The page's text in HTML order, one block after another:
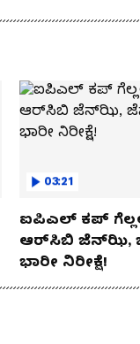
03:21
ಐಪಿಎಲ್ ಕಪ್‌
ಆರ್‌ಸಿಬಿ ಜೆನ್‌ಝಿ,
ಭಾರೀ ನಿರೀಕ್ಷೆ!